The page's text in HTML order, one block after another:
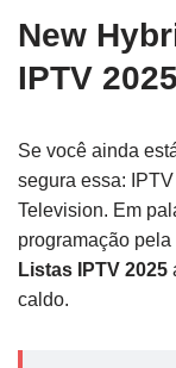
New
IPTV
Se você ainda
segura essa:
Television. Em
programação pela
Listas IPTV 2025
caldo.